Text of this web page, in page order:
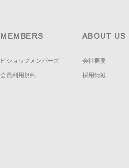
MEMBERS
ビショップメンバーズ
会員利用規約
ABOUT US
会社概要
採用情報